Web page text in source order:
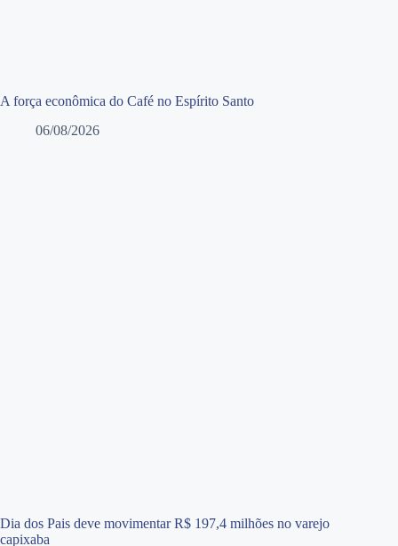
A força econômica do Café no Espírito Santo
06/08/2026
Dia dos Pais deve movimentar R$ 197,4 milhões no varejo
capixaba